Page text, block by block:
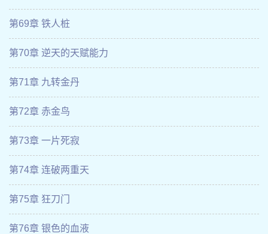
第69章 铁人桩
第70章 逆天的天赋能力
第71章 九转金丹
第72章 赤金鸟
第73章 一片死寂
第74章 连破两重天
第75章 狂刀门
第76章 银色的血液